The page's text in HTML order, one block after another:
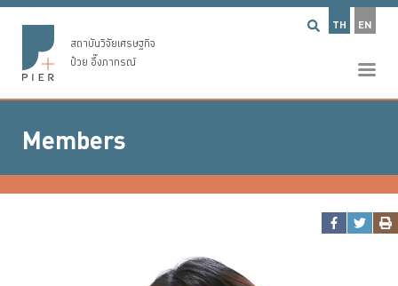
TH EN
สถาบันวิจัยเศรษฐกิจ
ป๋วย อึ๊งภากรณ์
Members